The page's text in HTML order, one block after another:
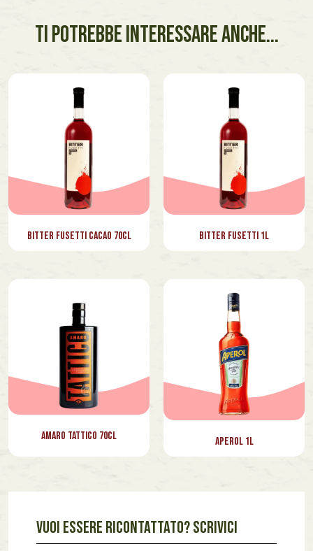
TI POTREBBE INTERESSARE ANCHE...
Bitter Fusetti Cacao 70cl Bitter Fusetti 1l
Amaro Tattico 70cl Aperol 1l
VUOI ESSERE RICONTATTATO? SCRIVICI